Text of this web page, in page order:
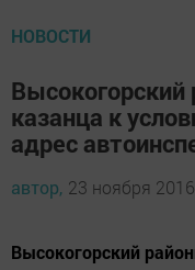
НОВОСТИ
Высокогорский
казанца к
адрес
автор, 23 ноября
Высокогорский